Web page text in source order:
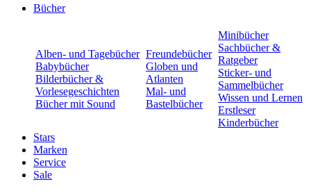
Bücher
Alben- und Tagebücher
Babybücher
Bilderbücher &
Vorlesegeschichten
Bücher mit Sound
Freundebücher
Globen und
Atlanten
Mal- und
Bastelbücher
Minibücher
Sachbücher &
Ratgeber
Sticker- und
Sammelbücher
Wissen und Lernen
Erstleser
Kinderbücher
Stars
Marken
Service
Sale